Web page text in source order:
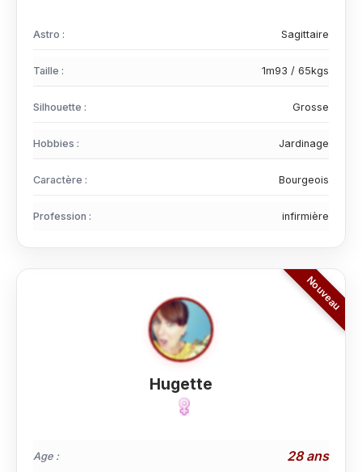
Astro : Sagittaire
Taille : 1m93 / 65kgs
Silhouette : Grosse
Hobbies : Jardinage
Caractère : Bourgeois
Profession : infirmière
Hugette
Age : 28 ans